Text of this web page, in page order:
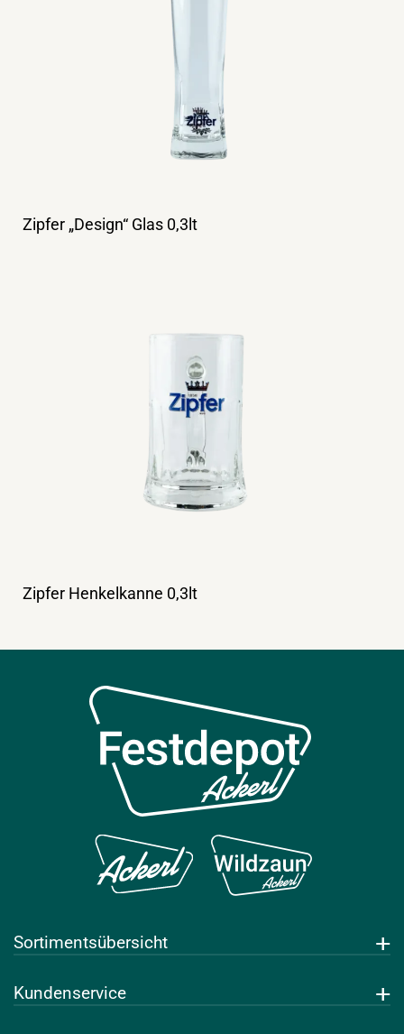
Zipfer „Design“ Glas 0,3lt
Zipfer Henkelkanne 0,3lt
Sortimentsübersicht
Leihwaren
Kundenservice